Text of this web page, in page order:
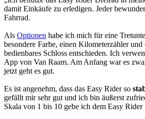
damit Einkäufe zu erledigen. Jeder
Fahrrad.
Als Optionen habe ich mich für eine
besondere Farbe, einen Kilometerzähler
bedienbares Schloss entschieden. Ich
App von Van Raam. Am Anfang war es
jetzt geht es gut.
Es ist angenehm, dass das Easy Rider so
gefällt mir sehr gut und ich bin äußerst
Skala von 1 bis 10 gebe ich dem Easy Rider